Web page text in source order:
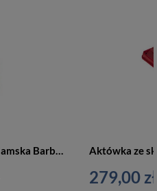
Torebka ze skóry naturalnej damska Barberini's 980-12 średnia jasnobrązowa
279,00 zł